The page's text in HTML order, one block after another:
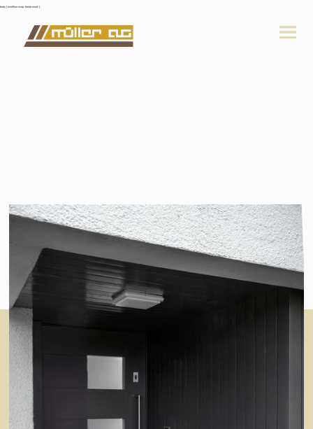
body { overflow-wrap: break-word; }